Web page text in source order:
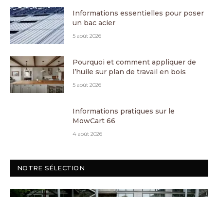
Informations essentielles pour poser
un bac acier
5 août 2026
Pourquoi et comment appliquer de
l’huile sur plan de travail en bois
5 août 2026
Informations pratiques sur le
MowCart 66
4 août 2026
NOTRE SÉLECTION